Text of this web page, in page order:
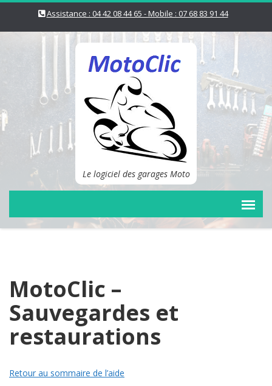
Assistance : 04 42 08 44 65 - Mobile : 07 68 83 91 44
Le logiciel des garages Moto
MotoClic –
Sauvegardes et
restaurations
Retour au sommaire de l’aide